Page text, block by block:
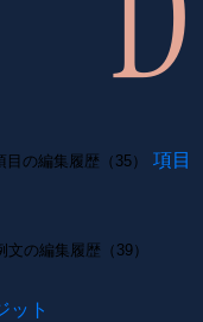
目の編集履歴（35）
項目
文の編集履歴（39）
ット